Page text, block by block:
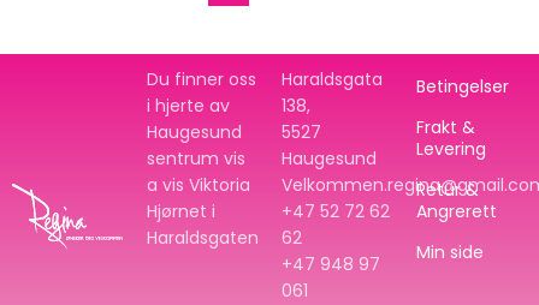
Du finner oss
i hjerte av
Haugesund
sentrum vis
a vis Viktoria
Hjørnet i
Haraldsgaten
Haraldsgata
138,
5527
Haugesund
+47 52 72 62
62
+47 948 97
061
Betingelser
Frakt &
Levering
Retur &
Angrerett
Min side